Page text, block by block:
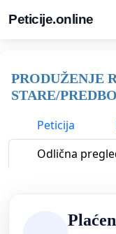
Peticije.online
PRODUŽENJE
STARE/
Peticija
Odlična